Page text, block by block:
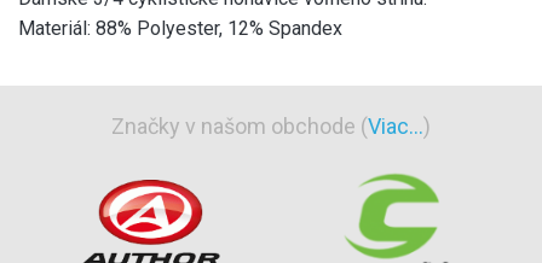
Materiál: 88% Polyester, 12% Spandex
Značky v našom obchode (Viac...)